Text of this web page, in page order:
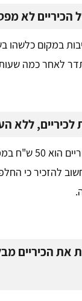
לא
במקום כלשהו
לאחר כמה שעות,
ללא
מחירו של מצת
להזכיר כי
את הכיריים